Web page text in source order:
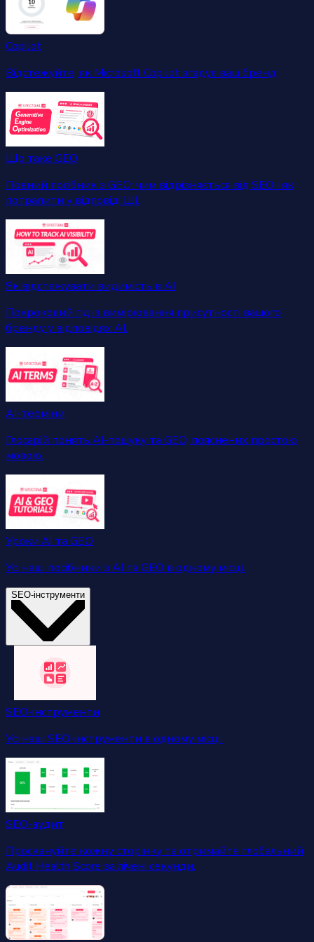
Copilot
Відстежуйте, як Microsoft Copilot згадує ваш бренд.
Що таке GEO
Повний посібник з GEO: чим відрізняється від SEO і як
потрапити у відповіді ШІ.
Як відстежувати видимість в AI
Покроковий гід із вимірювання присутності вашого
бренду у відповідях AI.
AI-терміни
Глосарій понять AI-пошуку та GEO, пояснених простою
мовою.
Уроки AI та GEO
Усі наші посібники з AI та GEO в одному місці.
SEO-інструменти
SEO-інструменти
Усі наші SEO-інструменти в одному місці.
SEO-аудит
Проскануйте кожну сторінку та отримайте глобальний
Audit Health Score за лічені секунди.